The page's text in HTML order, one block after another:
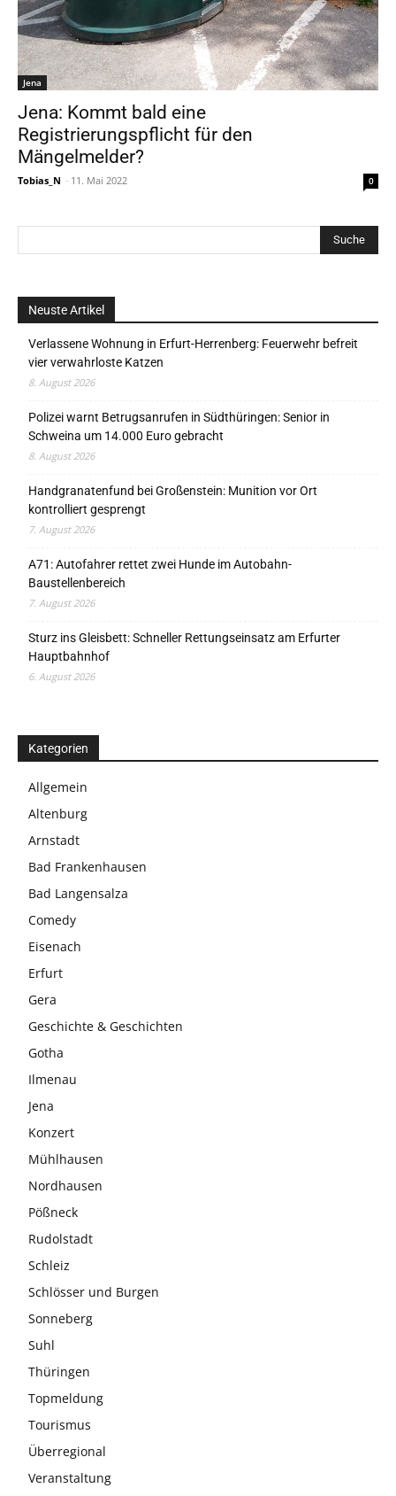
Jena
Jena: Kommt bald eine
Registrierungspflicht für den
Mängelmelder?
Tobias_N - 11. Mai 2022 0
Neuste Artikel
Verlassene Wohnung in Erfurt-Herrenberg: Feuerwehr befreit
vier verwahrloste Katzen
8. August 2026
Polizei warnt Betrugsanrufen in Südthüringen: Senior in
Schweina um 14.000 Euro gebracht
8. August 2026
Handgranatenfund bei Großenstein: Munition vor Ort
kontrolliert gesprengt
7. August 2026
A71: Autofahrer rettet zwei Hunde im Autobahn-
Baustellenbereich
7. August 2026
Sturz ins Gleisbett: Schneller Rettungseinsatz am Erfurter
Hauptbahnhof
6. August 2026
Kategorien
Allgemein
Altenburg
Arnstadt
Bad Frankenhausen
Bad Langensalza
Comedy
Eisenach
Erfurt
Gera
Geschichte & Geschichten
Gotha
Ilmenau
Jena
Konzert
Mühlhausen
Nordhausen
Pößneck
Rudolstadt
Schleiz
Schlösser und Burgen
Sonneberg
Suhl
Thüringen
Topmeldung
Tourismus
Überregional
Veranstaltung